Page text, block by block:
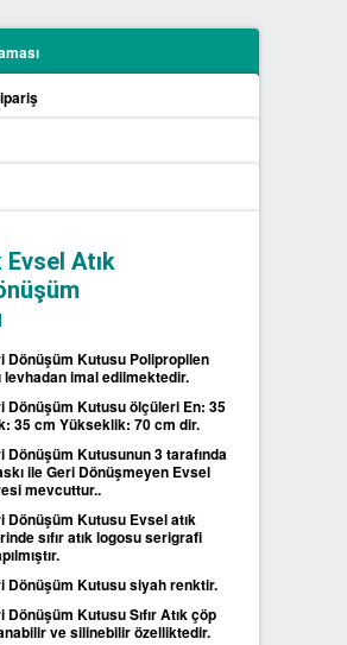
KONTEYNERLARI
BİLGİLENDİRME
ÇÖP POŞETLERİ
ATIK GERİ DÖNÜŞÜM
Atık
Dönüşüm Kutusu Polipropilen
levhadan imal edilmektedir.
Dönüşüm Kutusu ölçüleri En: 35
35 cm Yükseklik: 70 cm dir.
Dönüşüm Kutusunun 3 tarafında
ile Geri Dönüşmeyen Evsel
mevcuttur..
Dönüşüm Kutusu Evsel atık
sıfır atık logosu serigrafi
Dönüşüm Kutusu siyah renktir.
Dönüşüm Kutusu Sıfır Atık çöp
ve silinebilir özelliktedir.